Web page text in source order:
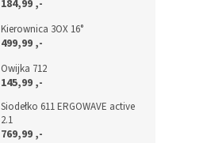
184,99 ,-
Kierownica 3OX 16°
499,99 ,-
Owijka 712
145,99 ,-
Siodełko 611 ERGOWAVE active
2.1
769,99 ,-